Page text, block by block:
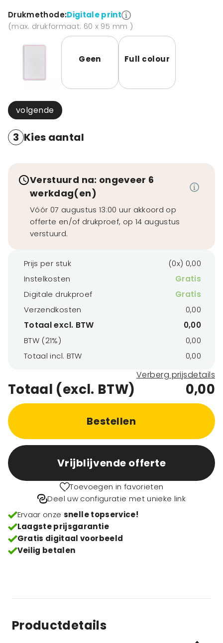
Drukmethode:Digitale print
(max. drukformaat: 60 x 95 mm )
Geen Full colour
volgende
3 Kies aantal
Verstuurd na: ongeveer 6
werkdag(en)
Vóór 07 augustus 13:00 uur akkoord op
offerte en/of drukproef, op 14 augustus
verstuurd.
Prijs per stuk
(0x) 0,00
Instelkosten
Gratis
Digitale drukproef
Gratis
Verzendkosten
0,00
Totaal excl. BTW
0,00
BTW (21%)
0,00
Totaal incl. BTW
0,00
Verberg prijsdetails
Totaal (excl. BTW) 0,00
Bestellen
Vrijblijvende offerte
Toevoegen in favorieten
Deel uw configuratie met unieke link
Ervaar onze snelle topservice!
Laagste prijsgarantie
Gratis digitaal voorbeeld
Veilig betalen
Productdetails